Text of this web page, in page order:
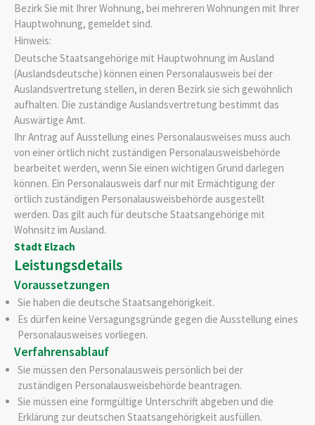
Bezirk Sie mit Ihrer Wohnung, bei mehreren Wohnungen mit Ihrer
Hauptwohnung, gemeldet sind.
Hinweis:
Deutsche Staatsangehörige mit Hauptwohnung im Ausland
(Auslandsdeutsche) können einen Personalausweis bei der
Auslandsvertretung stellen, in deren Bezirk sie sich gewöhnlich
aufhalten. Die zuständige Auslandsvertretung bestimmt das
Auswärtige Amt.
Ihr Antrag auf Ausstellung eines Personalausweises muss auch
von einer örtlich nicht zuständigen Personalausweisbehörde
bearbeitet werden, wenn Sie einen wichtigen Grund darlegen
können. Ein Personalausweis darf nur mit Ermächtigung der
örtlich zuständigen Personalausweisbehörde ausgestellt
werden. Das gilt auch für deutsche Staatsangehörige mit
Wohnsitz im Ausland.
Stadt Elzach
Leistungsdetails
Voraussetzungen
Sie haben die deutsche Staatsangehörigkeit.
Es dürfen keine Versagungsgründe gegen die Ausstellung eines
Personalausweises vorliegen.
Verfahrensablauf
Sie müssen den Personalausweis persönlich bei der
zuständigen Personalausweisbehörde beantragen.
Sie müssen eine formgültige Unterschrift abgeben und die
Erklärung zur deutschen Staatsangehörigkeit ausfüllen.